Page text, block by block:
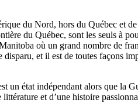
du Nord, hors du Québec et
du Québec, sont les seuls à
où un grand nombre de
et il est de toutes façons
un état indépendant alors que la
et d’une histoire